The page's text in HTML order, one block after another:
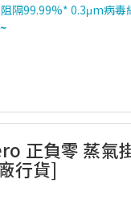
隔99.99%* 0.3μm病毒
正負零 蒸氣
行貨]